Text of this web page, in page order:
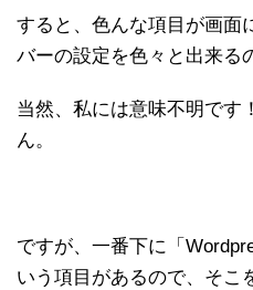
すると、色んな項目が画面
バーの設定を色々と出来る
当然、私には意味不明です
ん。
ですが、一番下に「
いう項目があるので、そこ